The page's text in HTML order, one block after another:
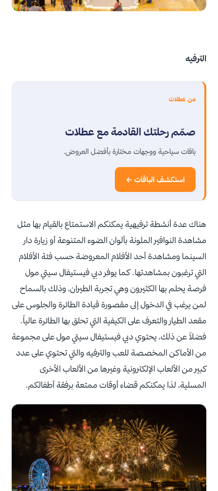
الترفيه
من عطلات
صمّم رحلتك القادمة مع عطلات
باقات سياحية ووجهات مختارة بأفضل العروض.
استكشف الباقات ←
هناك عدة أنشطة ترفيهية يمكنكم الاستمتاع بالقيام بها مثل
مشاهدة النوافير الملونة بألوان الضوء المتنوعة أو زيارة دار
السينما ومشاهدة أحد الأفلام المعروضة حسب فئة الأفلام
التي ترغبون بمشاهدتها. كما يوفر دبي فيستيفال سيتي مول
فرصة يحلم بها الكثيرون وهي تجربة الطيران، وذلك بالسماح
لمن يرغب في الدخول إلى مقصورة قيادة الطائرة والجلوس على
مقعد الطيار والتعرف على الكيفية التي تحلق بها الطائرة عالياً.
فضلاً عن ذلك، يحتوي دبي فيستيفال سيتي مول على مجموعة
من الأماكن المخصصة للعب والترفيه والتي تحتوي على عدد
كبير من الألعاب الإلكترونية وغيرها من الألعاب الأخرى
المسلية، لذا يمكنكم قضاء أوقات ممتعة برفقة أطفالكم.